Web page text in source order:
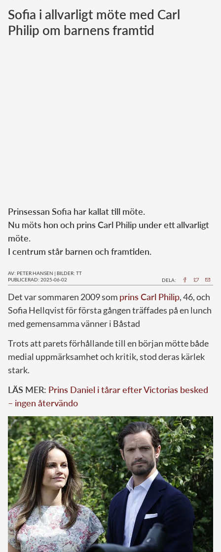
Norska kungahuset
Danska kungahuset
Sofia i allvarligt möte med Carl
Philip om barnens framtid
Prinsessan Sofia har kallat till möte.
Nu möts hon och prins Carl Philip under ett allvarligt
möte.
I centrum står barnen och framtiden.
AV: PETER HANSEN | BILDER: TT
PUBLICERAD: 2025-06-02
DELA:
Det var sommaren 2009 som prins Carl Philip, 46, och
Sofia Hellqvist för första gången träffades på en lunch
med gemensamma vänner i Båstad
Trots att parets förhållande till en början mötte både
medial uppmärksamhet och kritik, stod deras kärlek
stark.
LÄS MER: Prins Daniel i tårar efter Victorias besked
– ingen återvändo